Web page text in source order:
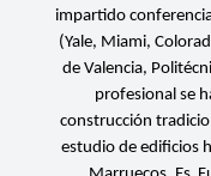
impartido
(Yale, Miami,
de Valencia,
profesional se
construcción
estudio de edificios